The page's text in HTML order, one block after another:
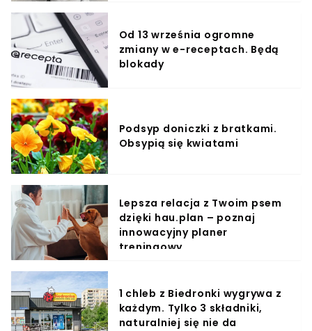
Od 13 września ogromne
zmiany w e-receptach. Będą
blokady
Podsyp doniczki z bratkami.
Obsypią się kwiatami
Lepsza relacja z Twoim psem
dzięki hau.plan – poznaj
innowacyjny planer
treningowy
1 chleb z Biedronki wygrywa z
każdym. Tylko 3 składniki,
naturalniej się nie da